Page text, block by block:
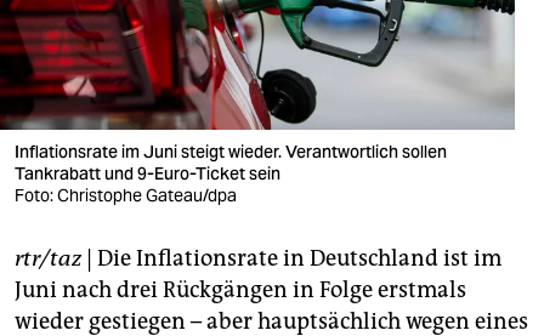
nord
wahrheit
verlag
verlag
shop
fragen & hilfe
Inflationsrate im Juni steigt wieder. Verantwortlich sollen
Tankrabatt und 9-Euro-Ticket sein
Foto: Christophe Gateau/dpa
rtr/taz| Die Inflationsrate in Deutschland ist im
Juni nach drei Rückgängen in Folge erstmals
wieder gestiegen – aber hauptsächlich wegen eines